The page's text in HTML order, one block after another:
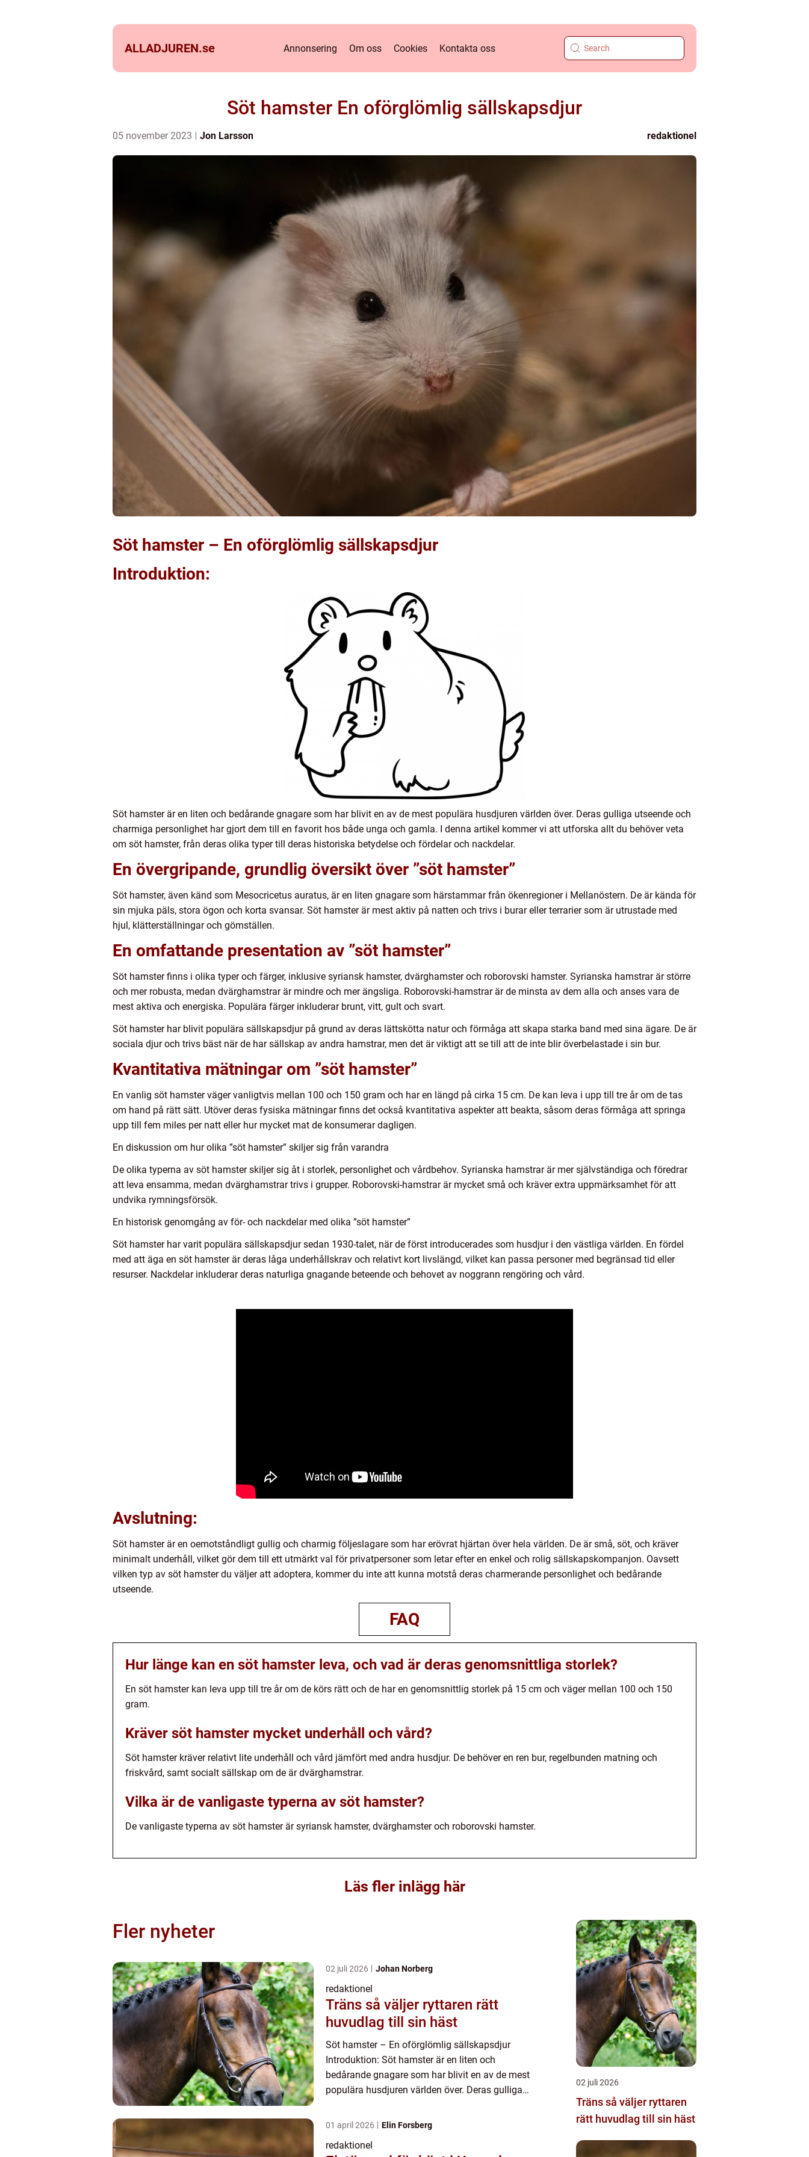
ALLADJUREN.se Annonsering Om oss Cookies Kontakta oss
Söt hamster En oförglömlig sällskapsdjur
05 november 2023 Jon Larsson redaktionel
Söt hamster – En oförglömlig sällskapsdjur
Introduktion:
Söt hamster är en liten och bedårande gnagare som har blivit en av de mest populära husdjuren världen över. Deras gulliga utseende och
charmiga personlighet har gjort dem till en favorit hos både unga och gamla. I denna artikel kommer vi att utforska allt du behöver veta
om söt hamster, från deras olika typer till deras historiska betydelse och fördelar och nackdelar.
En övergripande, grundlig översikt över ”söt hamster”
Söt hamster, även känd som Mesocricetus auratus, är en liten gnagare som härstammar från ökenregioner i Mellanöstern. De är kända för
sin mjuka päls, stora ögon och korta svansar. Söt hamster är mest aktiv på natten och trivs i burar eller terrarier som är utrustade med
hjul, klätterställningar och gömställen.
En omfattande presentation av ”söt hamster”
Söt hamster finns i olika typer och färger, inklusive syriansk hamster, dvärghamster och roborovski hamster. Syrianska hamstrar är större
och mer robusta, medan dvärghamstrar är mindre och mer ängsliga. Roborovski-hamstrar är de minsta av dem alla och anses vara de
mest aktiva och energiska. Populära färger inkluderar brunt, vitt, gult och svart.
Söt hamster har blivit populära sällskapsdjur på grund av deras lättskötta natur och förmåga att skapa starka band med sina ägare. De är
sociala djur och trivs bäst när de har sällskap av andra hamstrar, men det är viktigt att se till att de inte blir överbelastade i sin bur.
Kvantitativa mätningar om ”söt hamster”
En vanlig söt hamster väger vanligtvis mellan 100 och 150 gram och har en längd på cirka 15 cm. De kan leva i upp till tre år om de tas
om hand på rätt sätt. Utöver deras fysiska mätningar finns det också kvantitativa aspekter att beakta, såsom deras förmåga att springa
upp till fem miles per natt eller hur mycket mat de konsumerar dagligen.
En diskussion om hur olika ”söt hamster” skiljer sig från varandra
De olika typerna av söt hamster skiljer sig åt i storlek, personlighet och vårdbehov. Syrianska hamstrar är mer självständiga och föredrar
att leva ensamma, medan dvärghamstrar trivs i grupper. Roborovski-hamstrar är mycket små och kräver extra uppmärksamhet för att
undvika rymningsförsök.
En historisk genomgång av för- och nackdelar med olika ”söt hamster”
Söt hamster har varit populära sällskapsdjur sedan 1930-talet, när de först introducerades som husdjur i den västliga världen. En fördel
med att äga en söt hamster är deras låga underhållskrav och relativt kort livslängd, vilket kan passa personer med begränsad tid eller
resurser. Nackdelar inkluderar deras naturliga gnagande beteende och behovet av noggrann rengöring och vård.
Avslutning:
Söt hamster är en oemotståndligt gullig och charmig följeslagare som har erövrat hjärtan över hela världen. De är små, söt, och kräver
minimalt underhåll, vilket gör dem till ett utmärkt val för privatpersoner som letar efter en enkel och rolig sällskapskompanjon. Oavsett
vilken typ av söt hamster du väljer att adoptera, kommer du inte att kunna motstå deras charmerande personlighet och bedårande
utseende.
FAQ
Hur länge kan en söt hamster leva, och vad är deras genomsnittliga storlek?
En söt hamster kan leva upp till tre år om de körs rätt och de har en genomsnittlig storlek på 15 cm och väger mellan 100 och 150
gram.
Kräver söt hamster mycket underhåll och vård?
Söt hamster kräver relativt lite underhåll och vård jämfört med andra husdjur. De behöver en ren bur, regelbunden matning och
friskvård, samt socialt sällskap om de är dvärghamstrar.
Vilka är de vanligaste typerna av söt hamster?
De vanligaste typerna av söt hamster är syriansk hamster, dvärghamster och roborovski hamster.
Läs fler inlägg här
Fler nyheter
02 juli 2026 Johan Norberg
redaktionel
Träns så väljer ryttaren rätt
huvudlag till sin häst
Söt hamster – En oförglömlig sällskapsdjur
Introduktion: Söt hamster är en liten och
bedårande gnagare som har blivit en av de mest
populära husdjuren världen över. Deras gulliga
till en favorit ...
01 april 2026 Elin Forsberg
redaktionel
02 juli 2026
Träns så väljer ryttaren
rätt huvudlag till sin häst